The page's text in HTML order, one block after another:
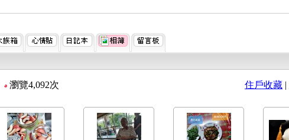
瀏覽4,092次 住戶收藏 |